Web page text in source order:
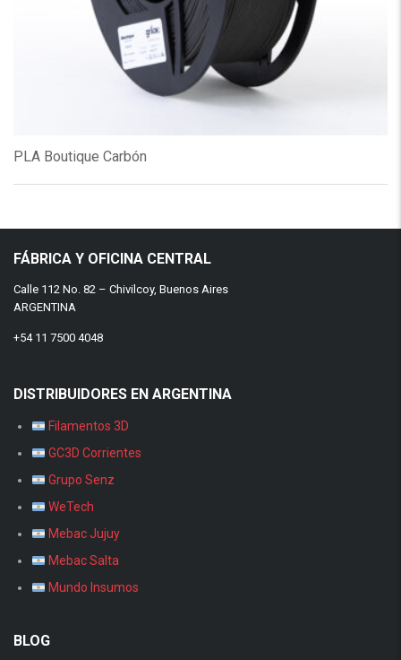
PLA Boutique Carbón
FÁBRICA Y OFICINA CENTRAL
Calle 112 No. 82 – Chivilcoy, Buenos Aires
ARGENTINA
+54 11 7500 4048
DISTRIBUIDORES EN ARGENTINA
Filamentos 3D
GC3D Corrientes
Grupo Senz
WeTech
Mebac Jujuy
Mebac Salta
Mundo Insumos
BLOG